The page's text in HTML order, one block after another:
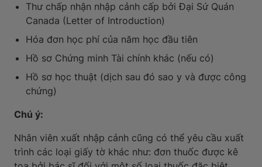
Thư chấp nhận nhập cảnh cấp bởi Đại Sứ Quán
Canada (Letter of Introduction)
Hóa đơn học phí của năm học đầu tiên
Hồ sơ Chứng minh Tài chính khác (nếu có)
Hồ sơ học thuật (dịch sau đó sao y và được công
chứng)
Chú ý:
Nhân viên xuất nhập cảnh cũng có thể yêu cầu xuất
trình các loại giấy tờ khác như: đơn thuốc được kê